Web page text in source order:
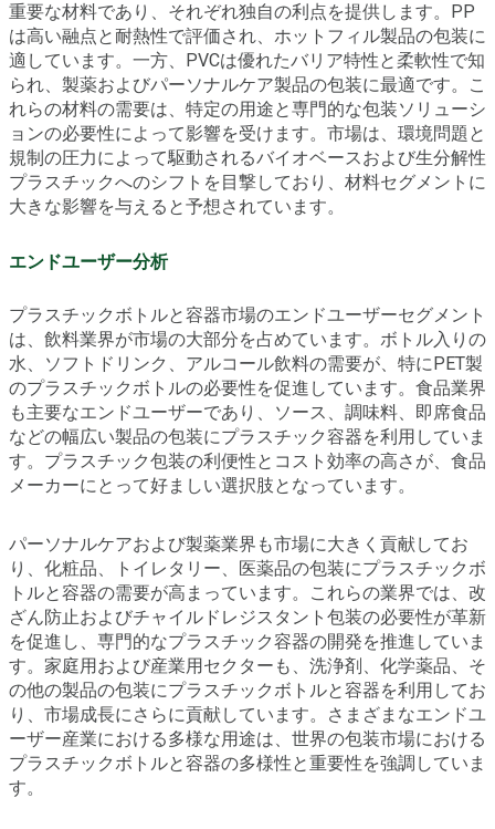
重要な材料であり、それぞれ独自の利点を提供します。PP
は高い融点と耐熱性で評価され、ホットフィル製品の包装に
適しています。一方、PVCは優れたバリア特性と柔軟性で知
られ、製薬およびパーソナルケア製品の包装に最適です。こ
れらの材料の需要は、特定の用途と専門的な包装ソリューシ
ョンの必要性によって影響を受けます。市場は、環境問題と
規制の圧力によって駆動されるバイオベースおよび生分解性
プラスチックへのシフトを目撃しており、材料セグメントに
大きな影響を与えると予想されています。
エンドユーザー分析
プラスチックボトルと容器市場のエンドユーザーセグメント
は、飲料業界が市場の大部分を占めています。ボトル入りの
水、ソフトドリンク、アルコール飲料の需要が、特にPET製
のプラスチックボトルの必要性を促進しています。食品業界
も主要なエンドユーザーであり、ソース、調味料、即席食品
などの幅広い製品の包装にプラスチック容器を利用していま
す。プラスチック包装の利便性とコスト効率の高さが、食品
メーカーにとって好ましい選択肢となっています。
パーソナルケアおよび製薬業界も市場に大きく貢献してお
り、化粧品、トイレタリー、医薬品の包装にプラスチックボ
トルと容器の需要が高まっています。これらの業界では、改
ざん防止およびチャイルドレジスタント包装の必要性が革新
を促進し、専門的なプラスチック容器の開発を推進していま
す。家庭用および産業用セクターも、洗浄剤、化学薬品、そ
の他の製品の包装にプラスチックボトルと容器を利用してお
り、市場成長にさらに貢献しています。さまざまなエンドユ
ーザー産業における多様な用途は、世界の包装市場における
プラスチックボトルと容器の多様性と重要性を強調していま
す。